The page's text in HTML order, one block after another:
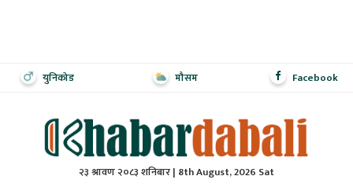
युनिकोड मौसम Facebook
२३ श्रावण २०८३ शनिबार | 8th August, 2026 Sat